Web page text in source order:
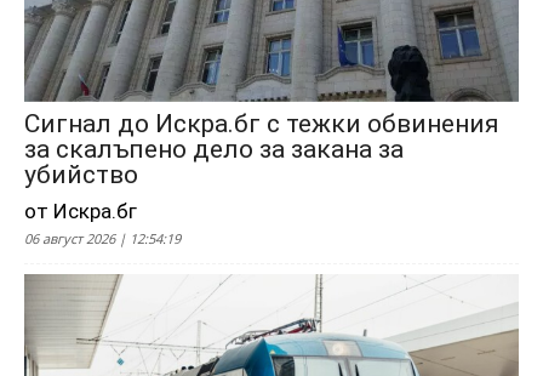
Сигнал до Искра.бг с тежки обвинения
за скалъпено дело за закана за
убийство
от Искра.бг
06 август 2026 | 12:54:19